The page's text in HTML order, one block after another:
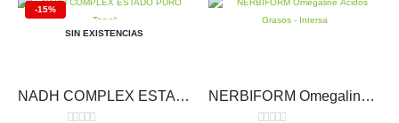
-15%
SIN EXISTENCIAS
NADH COMPLEX ESTADO PURO Tongil NERBIFORM Omegaline Ácidos Grasos – Intersa